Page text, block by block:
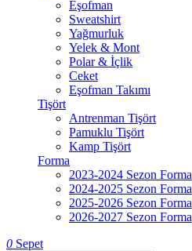
Eşofman
Sweatshirt
Yağmurluk
Yelek & Mont
Polar & İçlik
Ceket
Eşofman Takımı
Tişört
Antrenman Tişört
Pamuklu Tişört
Kamp Tişört
Forma
2023-2024 Sezon Forma
2024-2025 Sezon Forma
2025-2026 Sezon Forma
2026-2027 Sezon Forma
0 Sepet